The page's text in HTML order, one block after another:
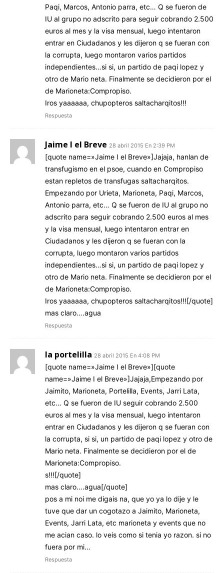
Paqi, Marcos, Antonio parra, etc… Q se fueron de
IU al grupo no adscrito para seguir cobrando 2.500
euros al mes y la visa mensual, luego intentaron
entrar en Ciudadanos y les dijeron q se fueran con
la corrupta, luego montaron varios partidos
independientes…si si, un partido de paqi lopez y
otro de Mario neta. Finalmente se decidieron por el
de Marioneta:Compropiso.
Iros yaaaaaa, chupopteros saltacharqitos!!!
Respuesta
Jaime I el Breve 28 abril 2015 En 2:39 PM
[quote name=»Jaime I el Breve»]Jajaja, hanlan de
transfugismo en el psoe, cuando en Compropiso
estan repletos de transfugas saltacharqitos.
Empezando por Urieta, Marioneta, Paqi, Marcos,
Antonio parra, etc… Q se fueron de IU al grupo no
adscrito para seguir cobrando 2.500 euros al mes
y la visa mensual, luego intentaron entrar en
Ciudadanos y les dijeron q se fueran con la
corrupta, luego montaron varios partidos
independientes…si si, un partido de paqi lopez y
otro de Mario neta. Finalmente se decidieron por el
de Marioneta:Compropiso.
Iros yaaaaaa, chupopteros saltacharqitos!!![/quote]
mas claro….agua
Respuesta
la portelilla 28 abril 2015 En 4:08 PM
[quote name=»Jaime I el Breve»][quote
name=»Jaime I el Breve»]Jajaja,Empezando por
Jaimito, Marioneta, Portelilla, Events, Jarri Lata,
etc… Q se fueron de IU seguir cobrando 2.500
euros al mes y la visa mensual, luego intentaron
entrar en Ciudadanos y les dijeron q se fueran con
la corrupta, si si, un partido de paqi lopez y otro de
Mario neta. Finalmente se decidieron por el de
Marioneta:Compropiso.
s!!![/quote]
mas claro….agua[/quote]
pos a mi noi me digais na, que yo ya lo dije y le
tuve que dar un cogotazo a Jaimito, Marioneta,
Events, Jarri Lata, etc marioneta y events que no
me acian caso. lo veis como si tenia yo razon. si no
fuera por mi…
Respuesta